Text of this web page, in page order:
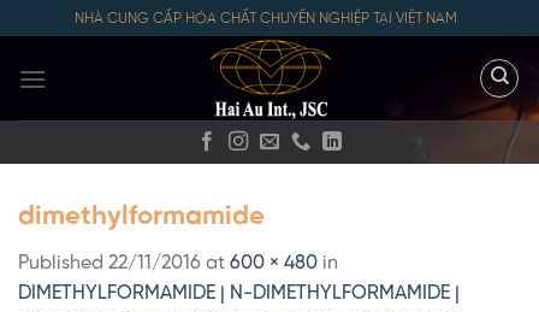
content
NHÀ CUNG CẤP HÓA CHẤT CHUYÊN NGHIỆP TẠI VIỆT NAM
dimethylformamide
Published 22/11/2016 at 600 × 480 in
DIMETHYLFORMAMIDE | N-DIMETHYLFORMAMIDE |